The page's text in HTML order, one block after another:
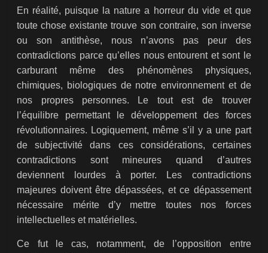
En réalité, puisque la nature a horreur du vide et que
toute chose existante trouve son contraire, son inverse
ou son antithèse, nous n’avons pas peur des
contradictions parce qu’elles nous entourent et sont le
carburant même des phénomènes physiques,
chimiques, biologiques de notre environnement et de
nos propres personnes. Le tout est de trouver
l’équilibre permettant le développement des forces
révolutionnaires. Logiquement, même s’il y a une part
de subjectivité dans ces considérations, certaines
contradictions sont mineures quand d’autres
deviennent lourdes à porter. Les contradictions
majeures doivent être dépassées, et ce dépassement
nécessaire mérite d’y mettre toutes nos forces
intellectuelles et matérielles.
Ce fut le cas, notamment, de l’opposition entre